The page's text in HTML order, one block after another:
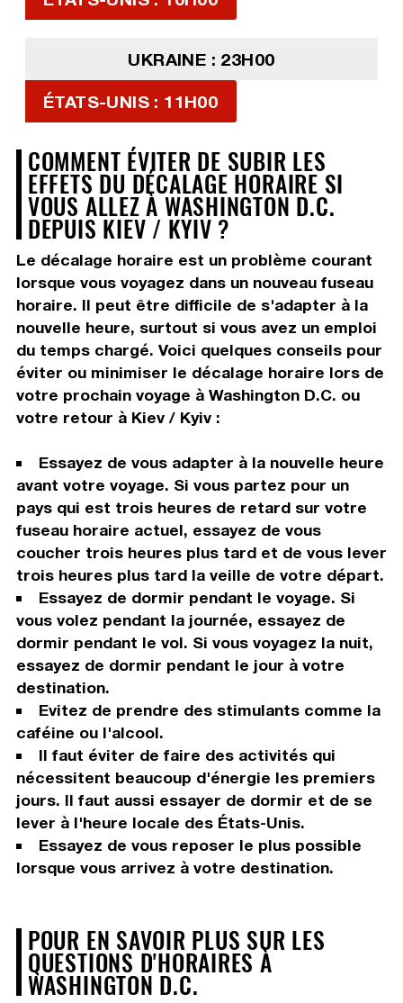
UKRAINE : 23H00
ÉTATS-UNIS : 11H00
COMMENT ÉVITER DE SUBIR LES
EFFETS DU DÉCALAGE HORAIRE SI
VOUS ALLEZ À WASHINGTON D.C.
DEPUIS KIEV / KYIV ?
Le décalage horaire est un problème courant
lorsque vous voyagez dans un nouveau fuseau
horaire. Il peut être difficile de s'adapter à la
nouvelle heure, surtout si vous avez un emploi
du temps chargé. Voici quelques conseils pour
éviter ou minimiser le décalage horaire lors de
votre prochain voyage à Washington D.C. ou
votre retour à Kiev / Kyiv :
Essayez de vous adapter à la nouvelle heure
avant votre voyage. Si vous partez pour un
pays qui est trois heures de retard sur votre
fuseau horaire actuel, essayez de vous
coucher trois heures plus tard et de vous lever
trois heures plus tard la veille de votre départ.
Essayez de dormir pendant le voyage. Si
vous volez pendant la journée, essayez de
dormir pendant le vol. Si vous voyagez la nuit,
essayez de dormir pendant le jour à votre
destination.
Evitez de prendre des stimulants comme la
caféine ou l'alcool.
Il faut éviter de faire des activités qui
nécessitent beaucoup d'énergie les premiers
jours. Il faut aussi essayer de dormir et de se
lever à l'heure locale des États-Unis.
Essayez de vous reposer le plus possible
lorsque vous arrivez à votre destination.
POUR EN SAVOIR PLUS SUR LES
QUESTIONS D'HORAIRES À
WASHINGTON D.C.